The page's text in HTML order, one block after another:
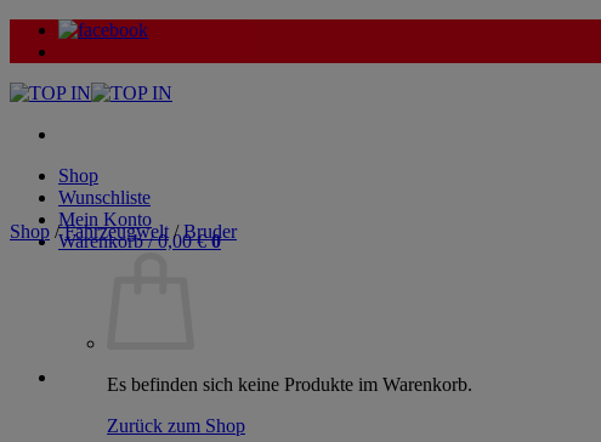
Zum
Inhalt
Shop
Wunschliste
Mein Konto
Warenkorb /0,00€ 0
Es befinden sich keine Produkte im Warenkorb.
Zurück zum Shop
Shop / Fahrzeugwelt / Bruder